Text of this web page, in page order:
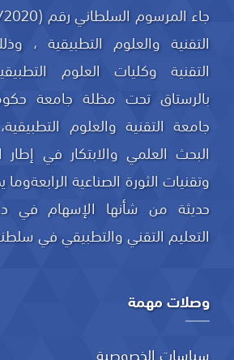
التقنية والعلوم التطبيقية ،
التقنية وكليات العلوم
بالرستاق تحت مظلة جامعة
جامعة التقنية والعلوم
البحث العلمي والابتكار في إطار
وتقنيات الثورة الصناعية
حديثة من شأنها الإسهام في
التعليم التقني والتطبيقي في
وصلات مهمة
سياسات الخصوصية